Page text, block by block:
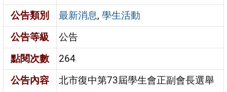
公告類別
最新消息,學生活動
公告等級
公告
點閱次數
264
公告內容
北市復中第73屆學生會正副會長選舉